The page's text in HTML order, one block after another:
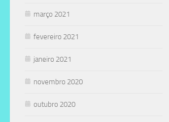
março 2021
fevereiro 2021
janeiro 2021
novembro 2020
outubro 2020